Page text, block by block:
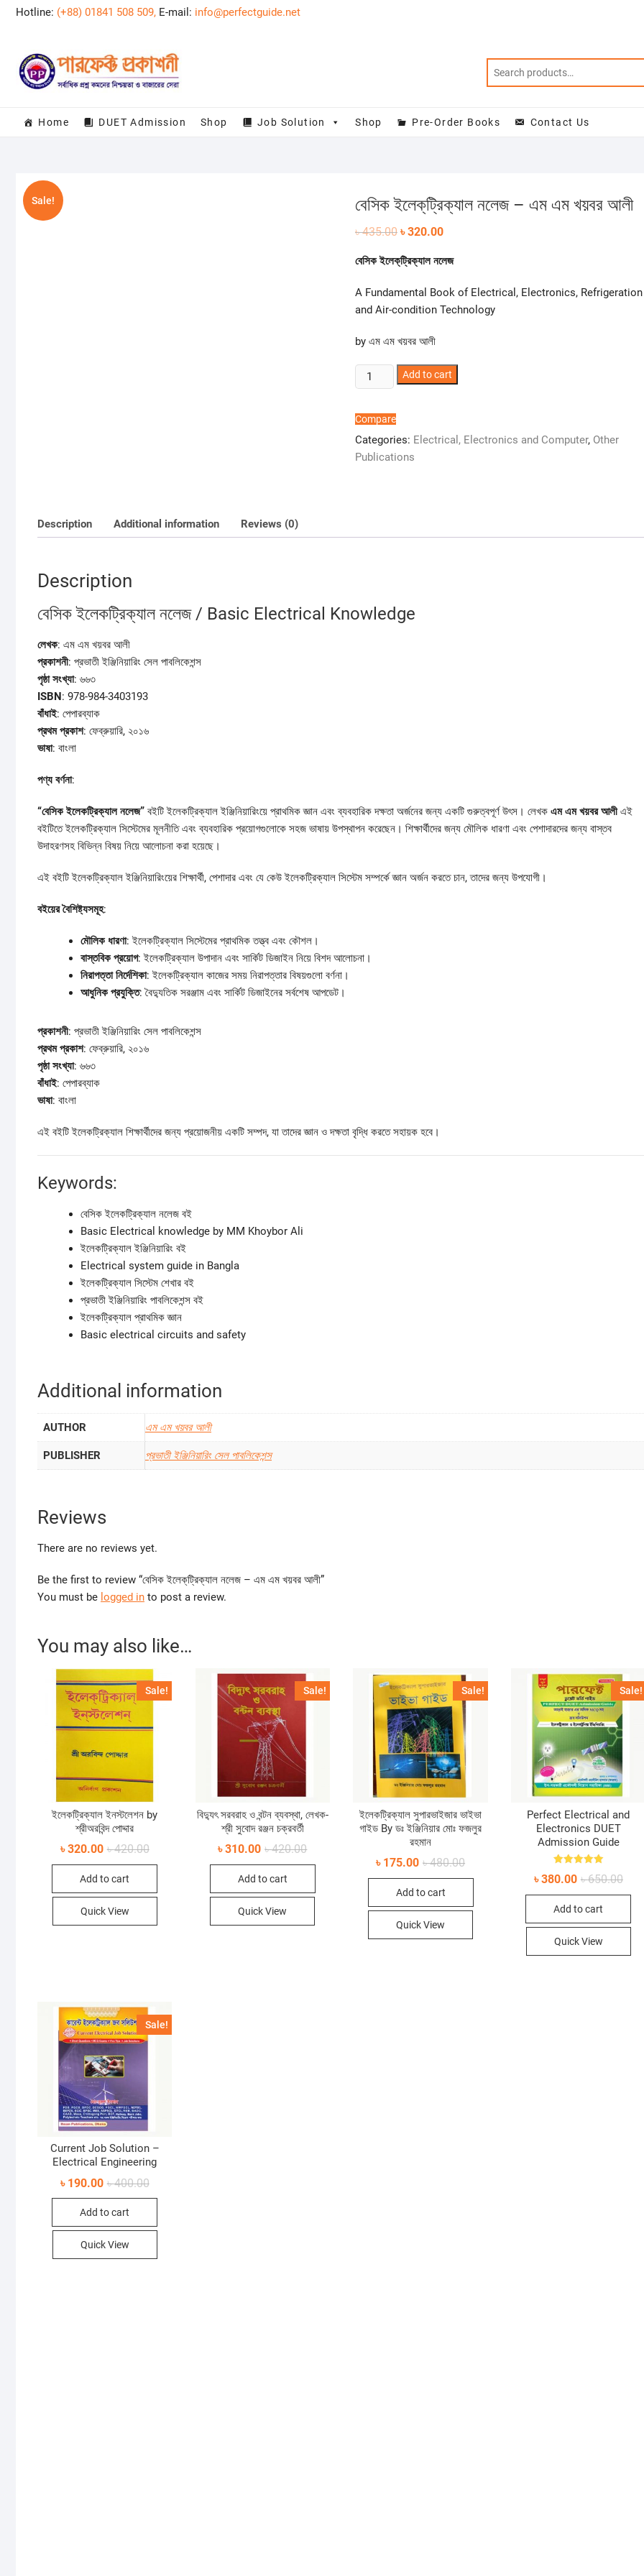
SkipHotline: (+88) 01841 508 509, E-mail: info@perfectguide.net
Home DUET Admission Shop Job Solution Shop Pre-Order Books Contact Us
Sale! বেসিক ইলেক্‌ট্রিক্যাল নলেজ – এম এম খয়বর আলী
৳435.00 Original
was:
৳ 435.00.
৳320.00Current
৳ 320.00.
বেসিক ইলেক্‌ট্রিক্যাল নলেজ
A Fundamental Book of Electrical, Electronics, Refrigeration
and Air-condition Technology
by এম এম খয়বর আলী
বেসিক
ইলেক্‌ট্রিক্যাল
-
এম
এম
Add to cart
Compare
Categories: Electrical, Electronics and Computer, Other
Publications
Description Additional information Reviews (0)
Description
বেসিক ইলেকট্রিক্যাল নলেজ / Basic Electrical Knowledge
লেখক: এম এম খয়বর আলী
প্রকাশনী: প্রভাতী ইঞ্জিনিয়ারিং সেল পাবলিকেশন্স
পৃষ্ঠা সংখ্যা: ৬৬৩
ISBN: 978-984-3403193
বাঁধাই: পেপারব্যাক
প্রথম প্রকাশ: ফেব্রুয়ারি, ২০১৬
ভাষা: বাংলা
পণ্য বর্ণনা:
“বেসিক ইলেকট্রিক্যাল নলেজ” বইটি ইলেকট্রিক্যাল ইঞ্জিনিয়ারিংয়ে প্রাথমিক জ্ঞান এবং ব্যবহারিক দক্ষতা অর্জনের জন্য একটি গুরুত্বপূর্ণ উৎস। লেখক এম এম খয়বর আলীএই
বইটিতে ইলেকট্রিক্যাল সিস্টেমের মূলনীতি এবং ব্যবহারিক প্রয়োগগুলোকে সহজ ভাষায় উপস্থাপন করেছেন। শিক্ষার্থীদের জন্য মৌলিক ধারণা এবং পেশাদারদের জন্য বাস্তব
উদাহরণসহ বিভিন্ন বিষয় নিয়ে আলোচনা করা হয়েছে।
এই বইটি ইলেকট্রিক্যাল ইঞ্জিনিয়ারিংয়ের শিক্ষার্থী, পেশাদার এবং যে কেউ ইলেকট্রিক্যাল সিস্টেম সম্পর্কে জ্ঞান অর্জন করতে চান, তাদের জন্য উপযোগী।
বইয়ের বৈশিষ্ট্যসমূহ:
মৌলিক ধারণা: ইলেকট্রিক্যাল সিস্টেমের প্রাথমিক তত্ত্ব এবং কৌশল।
বাস্তবিক প্রয়োগ: ইলেকট্রিক্যাল উপাদান এবং সার্কিট ডিজাইন নিয়ে বিশদ আলোচনা।
নিরাপত্তা নির্দেশিকা: ইলেকট্রিক্যাল কাজের সময় নিরাপত্তার বিষয়গুলো বর্ণনা।
আধুনিক প্রযুক্তি: বৈদ্যুতিক সরঞ্জাম এবং সার্কিট ডিজাইনের সর্বশেষ আপডেট।
প্রকাশনী: প্রভাতী ইঞ্জিনিয়ারিং সেল পাবলিকেশন্স
প্রথম প্রকাশ: ফেব্রুয়ারি, ২০১৬
পৃষ্ঠা সংখ্যা: ৬৬৩
বাঁধাই: পেপারব্যাক
ভাষা: বাংলা
এই বইটি ইলেকট্রিক্যাল শিক্ষার্থীদের জন্য প্রয়োজনীয় একটি সম্পদ, যা তাদের জ্ঞান ও দক্ষতা বৃদ্ধি করতে সহায়ক হবে।
Keywords:
বেসিক ইলেকট্রিক্যাল নলেজ বই
Basic Electrical knowledge by MM Khoybor Ali
ইলেকট্রিক্যাল ইঞ্জিনিয়ারিং বই
Electrical system guide in Bangla
ইলেকট্রিক্যাল সিস্টেম শেখার বই
প্রভাতী ইঞ্জিনিয়ারিং পাবলিকেশন্স বই
ইলেকট্রিক্যাল প্রাথমিক জ্ঞান
Basic electrical circuits and safety
Additional information
AUTHOR এম এম খয়বর আলী
PUBLISHER প্রভাতী ইঞ্জিনিয়ারিং সেল পাবলিকেশন্স
Reviews
There are no reviews yet.
Be the first to review “বেসিক ইলেক্‌ট্রিক্যাল নলেজ – এম এম খয়বর আলী”
You must be logged in to post a review.
You may also like…
Sale!
ইলেকট্রিক্যাল ইনস্টলেশন by
শ্রীঅরবিন্দ পোদ্দার
৳420.00Original
was:
৳320.00
Current
is:
Add to cart
Quick View
Sale!
বিদ্যুৎ সরবরাহ ও বন্টন ব্যবস্থা, লেখক-
শ্রী সুবোদ রঞ্জন চক্রবর্তী
৳420.00Original
was:
৳310.00
Current
is:
Add to cart
Quick View
Sale!
ইলেকট্রিক্যাল সুপারভাইজার ভাইভা
গাইড By ডঃ ইঞ্জিনিয়ার মোঃ ফজলুর
রহমান
৳480.00Original
was:
৳ 175.00
Current
is:
Add to cart
Quick View
Sale!
Perfect Electrical and
Electronics DUET
Admission Guide
5.00
৳650.00
was:
৳380.00
is:
Add to cart
Quick View
Sale!
Current Job Solution –
Electrical Engineering
৳400.00Original
৳ 190.00
Current
Add to cart
Quick View